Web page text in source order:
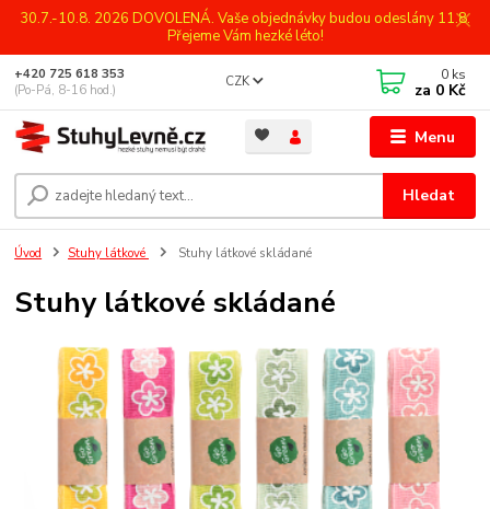
30.7.-10.8. 2026 DOVOLENÁ. Vaše objednávky budou odeslány 11.8.
Přejeme Vám hezké léto!
Menu
CZK
Hledat
+420 725 618 353
(Po-Pá, 8-16 hod.)
0 ks
za 0 Kč
Úvod Stuhy látkové Stuhy látkové skládané
Stuhy látkové skládané